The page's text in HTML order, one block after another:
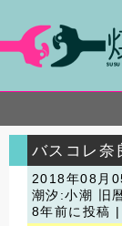
バスコレ奈
2018年08月
潮汐:小潮
旧
8年前に投稿 |